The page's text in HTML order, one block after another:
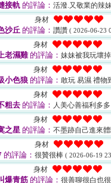
接軌 的評論： 活潑.又敬業的辣
身材
沙丘 的評論： 讚讚 ( 2026-06-23
身材
老濕雞的評論： 妹妹被我玩壞
身材
小色狼 的評論： 敢玩 易濕 禮物
身材
粗去 的評論： 人美心善福利多
身材
之星 的評論： 不墨跡自己進來
身材
的評論： 很贊很棒 ( 2026-06-19
身材
爆青筋 的評論： 很善聊很白也